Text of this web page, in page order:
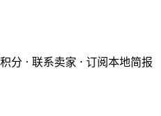
分 · 联系卖家 · 订阅本地简报